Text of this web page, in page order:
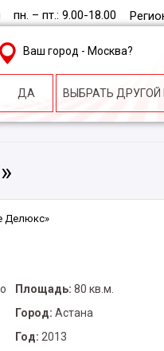
пн. – пт.: 9.00-18.00
Ваш город - Москва?
ДА ВЫБРАТЬ ДРУГОЙ
Делюкc»
Площадь: 80 кв.м.
Город: Астана
Год: 2013